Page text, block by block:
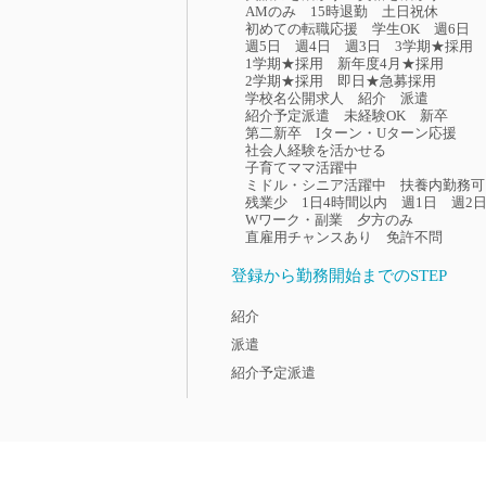
AMのみ
15時退勤
土日祝休
初めての転職応援
学生OK
週6日
週5日
週4日 週3日
3学期★採用
1学期★採用
新年度4月★採用
2学期★採用
即日★急募採用
学校名公開求人
紹介
派遣
紹介予定派遣
未経験OK
新卒
第二新卒
Iターン・Uターン応援
社会人経験を活かせる
子育てママ活躍中
ミドル・シニア活躍中
扶養内勤務可
残業少
1日4時間以内 週1日
週2日
Wワーク・副業
夕方のみ
直雇用チャンスあり
免許不問
登録から勤務開始までのSTEP
紹介
派遣
紹介予定派遣